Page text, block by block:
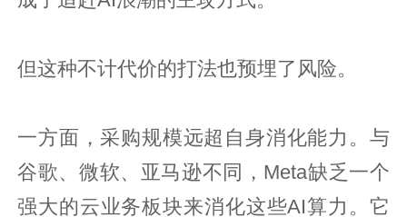
但这种不计代价的打法也预埋了风险。
一方面，采购规模远超自身消化能力。与
谷歌、微软、亚马逊不同，Meta缺乏一个
强大的云业务板块来消化这些AI算力。它